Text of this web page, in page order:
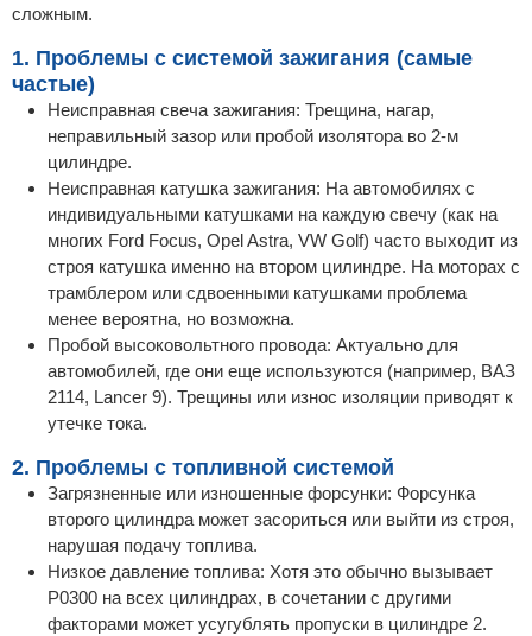
сложным.
1. Проблемы с системой зажигания (самые
частые)
Неисправная свеча зажигания: Трещина, нагар,
неправильный зазор или пробой изолятора во 2-м
цилиндре.
Неисправная катушка зажигания: На автомобилях с
индивидуальными катушками на каждую свечу (как на
многих Ford Focus, Opel Astra, VW Golf) часто выходит из
строя катушка именно на втором цилиндре. На моторах с
трамблером или сдвоенными катушками проблема
менее вероятна, но возможна.
Пробой высоковольтного провода: Актуально для
автомобилей, где они еще используются (например, ВАЗ
2114, Lancer 9). Трещины или износ изоляции приводят к
утечке тока.
2. Проблемы с топливной системой
Загрязненные или изношенные форсунки: Форсунка
второго цилиндра может засориться или выйти из строя,
нарушая подачу топлива.
Низкое давление топлива: Хотя это обычно вызывает
P0300 на всех цилиндрах, в сочетании с другими
факторами может усугублять пропуски в цилиндре 2.